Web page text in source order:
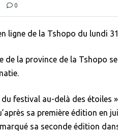
0
ligne de la Tshopo du lundi
de la province de la Tshopo
festival au-delà des étoiles
sa première édition en
sa seconde édition